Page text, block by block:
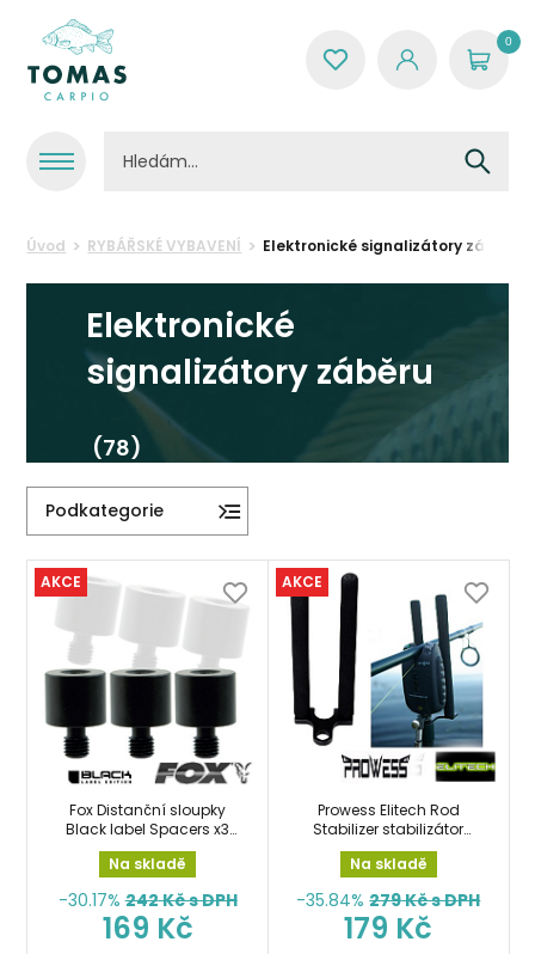
0
Úvod RYBÁŘSKÉ VYBAVENÍ Elektronické signalizátory záběru
Elektronické
signalizátory záběru
(78)
Podkategorie
AKCE
Fox Distanční sloupky
Black label Spacers x3
pod hlásiče
Na skladě
-30.17% 242Kč s DPH
169 Kč
AKCE
Prowess Elitech Rod
Stabilizer stabilizátor
prutu, snag ears uši
Na skladě
-35.84% 279Kč s DPH
179 Kč